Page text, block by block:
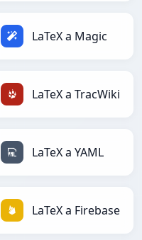
LaTeX a Magic
LaTeX a TracWiki
LaTeX a YAML
LaTeX a Firebase